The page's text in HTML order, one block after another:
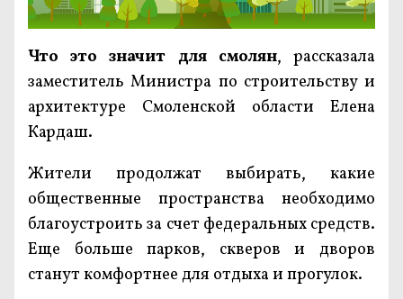
Что это значит для смолян, рассказала
заместитель Министра по строительству и
архитектуре Смоленской области Елена
Кардаш.
Жители продолжат выбирать, какие
общественные пространства необходимо
благоустроить за счет федеральных средств.
Еще больше парков, скверов и дворов
станут комфортнее для отдыха и прогулок.